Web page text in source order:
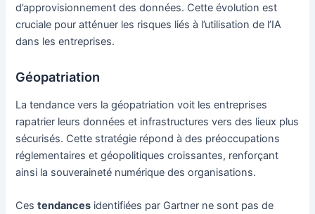
d’approvisionnement des données. Cette évolution est
cruciale pour atténuer les risques liés à l’utilisation de l’IA
dans les entreprises.
Géopatriation
La tendance vers la géopatriation voit les entreprises
rapatrier leurs données et infrastructures vers des lieux plus
sécurisés. Cette stratégie répond à des préoccupations
réglementaires et géopolitiques croissantes, renforçant
ainsi la souveraineté numérique des organisations.
Cestendances identifiées par Gartner ne sont pas de